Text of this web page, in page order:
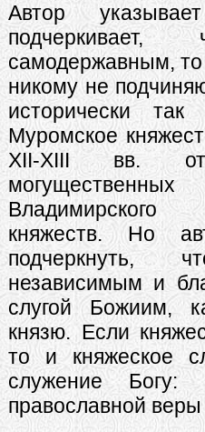
Автор
самодержавным,
никому не
исторически так
Муромское
XII-XIII вв.
княжеств. Но
независимым и
слугой Божиим,
князю. Если
то и княжеское
служение Богу:
православной